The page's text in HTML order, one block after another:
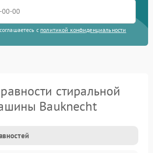
с политикой конфиденциальности
стиральной
Bauknecht